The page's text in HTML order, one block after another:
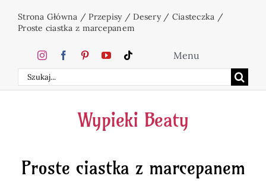
Strona Główna /Przepisy/Desery/ Ciasteczka /
Proste ciastka z marcepanem
Szukaj
Menu
Home
Ciasta
Desery
Wypieki Beaty
Proste ciastka z marcepanem